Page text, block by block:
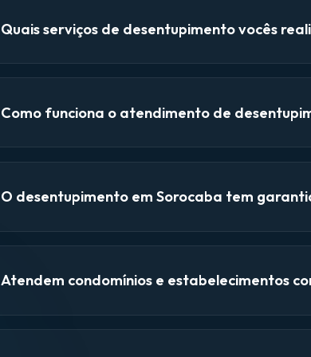
Quais serviços de desentupimento vocês
Como funciona o atendimento de
O desentupimento em Sorocaba tem
Atendem condomínios e estabelecimentos